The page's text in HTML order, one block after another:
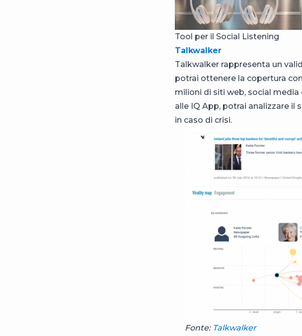
Tool per il Social Listening
Talkwalker
Talkwalker rappresenta un
potrai ottenere la copertura
milioni di siti web, social
alle IQ App, potrai analizzare il
in caso di crisi.
Fonte: Talkwalker